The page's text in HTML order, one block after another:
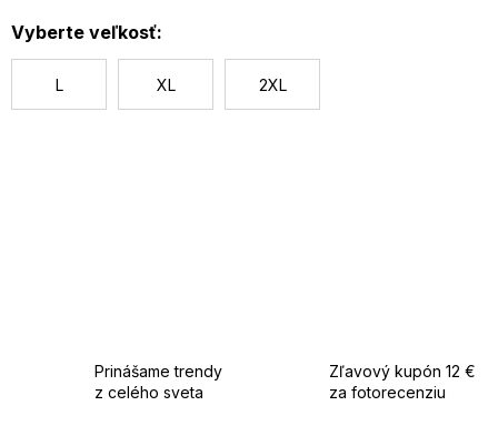
Vyberte veľkosť:
L XL 2XL
Prinášame trendy
z celého sveta
Zľavový kupón 12 €
za fotorecenziu